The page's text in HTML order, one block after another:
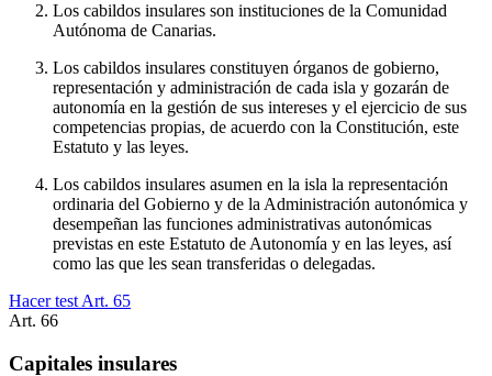
Los cabildos insulares son instituciones de la Comunidad
Autónoma de Canarias.
Los cabildos insulares constituyen órganos de gobierno,
representación y administración de cada isla y gozarán de
autonomía en la gestión de sus intereses y el ejercicio de sus
competencias propias, de acuerdo con la Constitución, este
Estatuto y las leyes.
Los cabildos insulares asumen en la isla la representación
ordinaria del Gobierno y de la Administración autonómica y
desempeñan las funciones administrativas autonómicas
previstas en este Estatuto de Autonomía y en las leyes, así
como las que les sean transferidas o delegadas.
Hacer test Art. 65
Art. 66
Capitales insulares